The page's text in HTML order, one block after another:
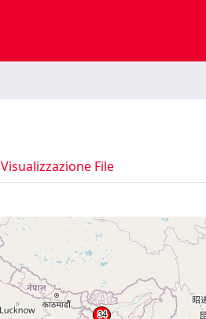
Visualizzazione File